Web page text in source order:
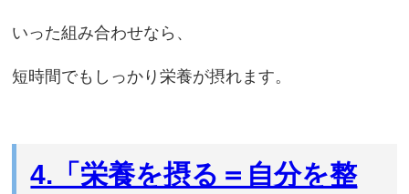
いった組み合わせなら、
短時間でもしっかり栄養が摂れます。
4.「栄養を摂る＝自分を整